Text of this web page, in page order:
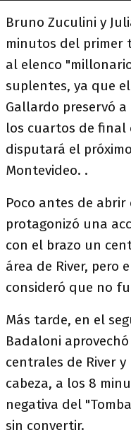
Bruno Zuculini y
minutos del primer
al elenco
suplentes, ya que
Gallardo preservó
los cuartos de final
disputará el
Montevideo. .
Poco antes de
protagonizó una
con el brazo un
área de River, pero
consideró que no
Más tarde, en el
Badaloni
centrales de River
cabeza, a los 8
negativa del
sin convertir.